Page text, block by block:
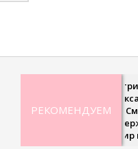
08-
РЕКОМЕНДУЕМ
Дмитрий
Ян,
Кира
турнир в